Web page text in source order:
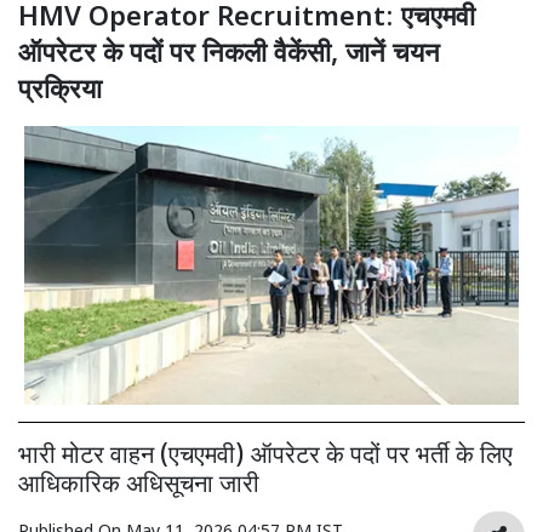
HMV Operator Recruitment: एचएमवी
ऑपरेटर के पदों पर निकली वैकेंसी, जानें चयन
प्रक्रिया
भारी मोटर वाहन (एचएमवी) ऑपरेटर के पदों पर भर्ती के लिए
आधिकारिक अधिसूचना जारी